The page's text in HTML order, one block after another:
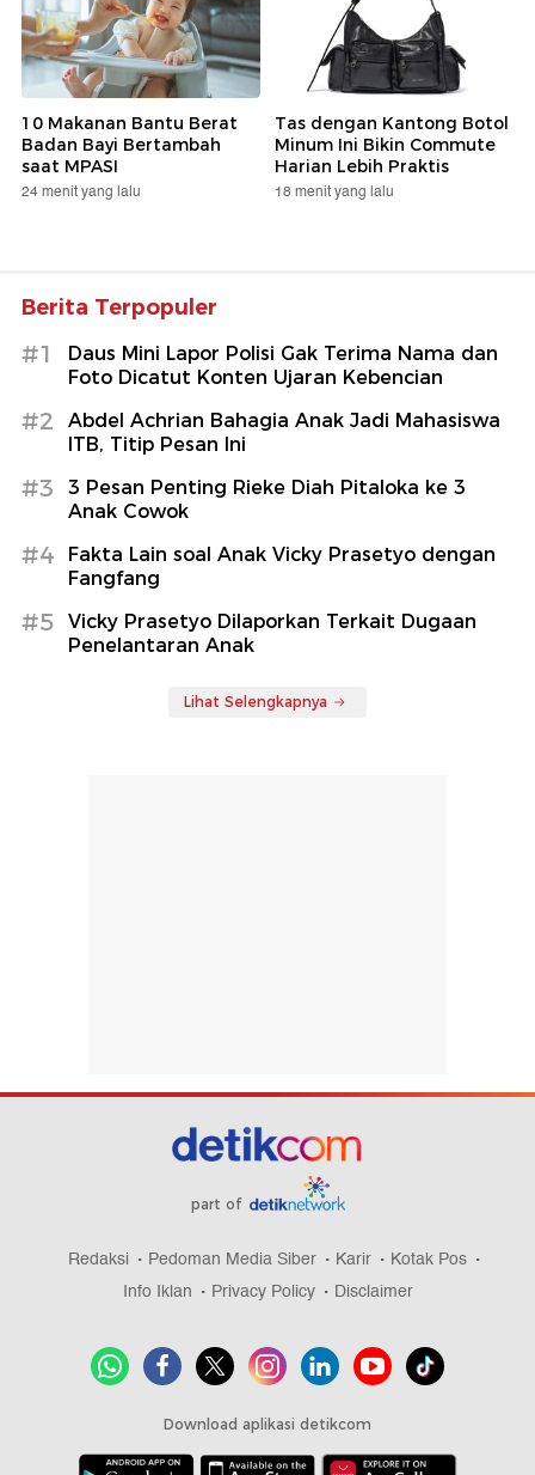
10 Makanan Bantu Berat
Badan Bayi Bertambah
saat MPASI
24 menit yang lalu
Tas dengan Kantong Botol
Minum Ini Bikin Commute
Harian Lebih Praktis
18 menit yang lalu
Berita Terpopuler
#1
Daus Mini Lapor Polisi Gak Terima Nama dan
Foto Dicatut Konten Ujaran Kebencian
#2
Abdel Achrian Bahagia Anak Jadi Mahasiswa
ITB, Titip Pesan Ini
#3
3 Pesan Penting Rieke Diah Pitaloka ke 3
Anak Cowok
#4
Fakta Lain soal Anak Vicky Prasetyo dengan
Fangfang
#5
Vicky Prasetyo Dilaporkan Terkait Dugaan
Penelantaran Anak
Lihat Selengkapnya
part of
Redaksi Pedoman Media Siber Karir
Kotak Pos
Info Iklan
Privacy Policy Disclaimer
Download aplikasi detikcom